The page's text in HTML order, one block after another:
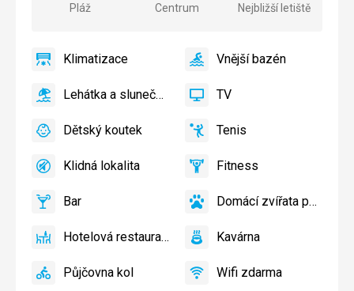
Pláž
Centrum
Nejbližší letiště
Klimatizace
Klimatizace
ano
VnějšíVnější bazén
ano
Lehátka
slunečníky
bazénu
Lehátka
a
slunečníky
na
zdarma
Lehátka a slunečníky u bazénu zdarma
ano TV TV
ano
Dětský
Dětské
Dětský
Dětský koutek
ano TenisTenis
ano
KlidnáKlidná lokalita
ano FitnessFitness
ano
Bar Bar
ano
Domácí
povolena
Domácí zvířata povolena
ano
HotelováHotelová restaurace
ano KavárnaKavárna
ano
PůjčovnaPůjčovna kol
ano
Wifi
Wifi zdarma
ano